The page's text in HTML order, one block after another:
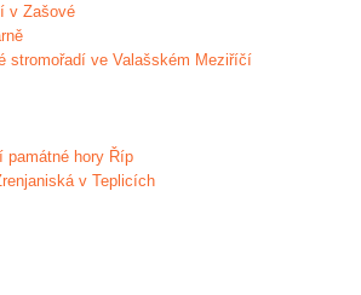
v Zašové
stromořadí ve Valašském Meziříčí
památné hory Říp
v Teplicích